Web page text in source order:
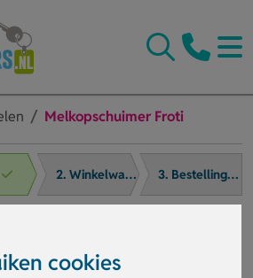
cookies
Melkopschuimer Froti
2. Winkelwagen 3. Bestelling afronden